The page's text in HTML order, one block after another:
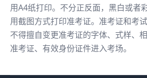
用A4纸打印。不分正反面，黑白或者
用截图方式打印准考证。准考证和考
不得擅自变更准考证的字体、式样、
准考证、有效身份证件进入考场。